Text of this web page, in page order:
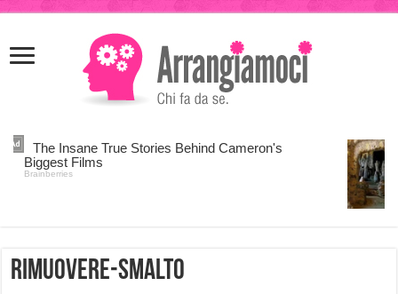
giriş
kingroyal
rimuovere-smalto